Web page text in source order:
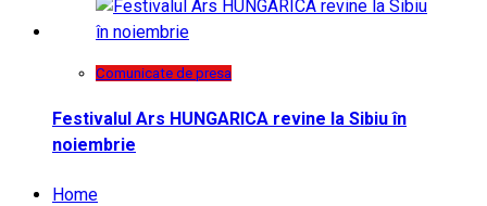
Comunicate de presa
Festivalul Ars HUNGARICA revine la Sibiu în
noiembrie
Home